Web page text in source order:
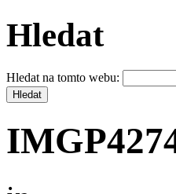
Hledat
Hledat na tomto webu: